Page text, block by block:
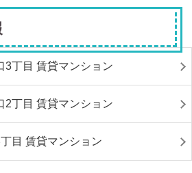
3丁目 賃貸マンション
2丁目 賃貸マンション
目 賃貸マンション